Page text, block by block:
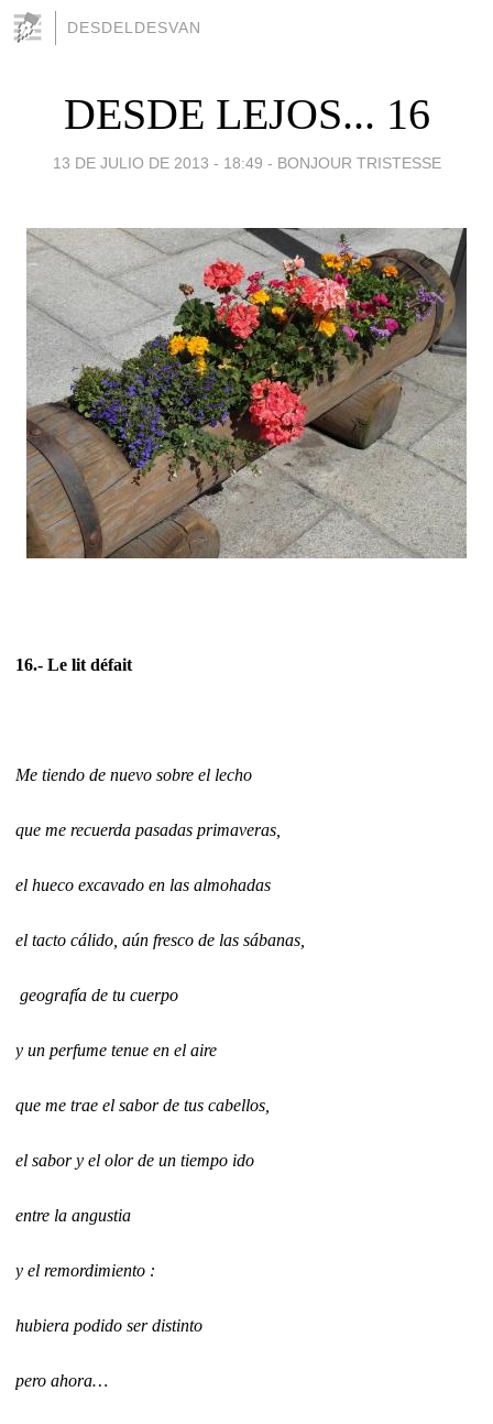
DESDELDESVAN
DESDE LEJOS... 16
13 DE JULIO DE 2013 - 18:49 - BONJOUR TRISTESSE
16.- Le lit défait
Me tiendo de nuevo sobre el lecho
que me recuerda pasadas primaveras,
el hueco excavado en las almohadas
el tacto cálido, aún fresco de las sábanas,
geografía de tu cuerpo
y un perfume tenue en el aire
que me trae el sabor de tus cabellos,
el sabor y el olor de un tiempo ido
entre la angustia
y el remordimiento :
hubiera podido ser distinto
pero ahora…